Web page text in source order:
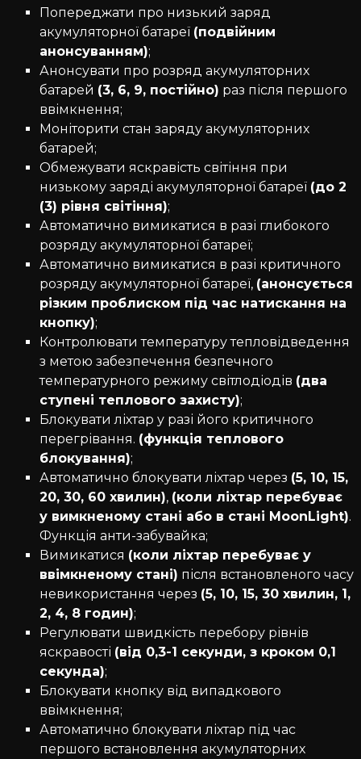
Попереджати про низький заряд
акумуляторної батареї (подвійним
анонсуванням);
Анонсувати про розряд акумуляторних
батарей (3, 6, 9, постійно) раз після першого
ввімкнення;
Моніторити стан заряду акумуляторних
батарей;
Обмежувати яскравість світіння при
низькому заряді акумуляторної батареї (до 2
(3) рівня світіння);
Автоматично вимикатися в разі глибокого
розряду акумуляторної батареї;
Автоматично вимикатися в разі критичного
розряду акумуляторної батареї, (анонсується
різким проблиском під час натискання на
кнопку);
Контролювати температуру тепловідведення
з метою забезпечення безпечного
температурного режиму світлодіодів (два
ступені теплового захисту);
Блокувати ліхтар у разі його критичного
перегрівання. (функція теплового
блокування);
Автоматично блокувати ліхтар через (5, 10, 15,
20, 30, 60 хвилин), (коли ліхтар перебуває
у вимкненому стані або в стані MoonLight).
Функція анти-забувайка;
Вимикатися (коли ліхтар перебуває у
ввімкненому стані) після встановленого часу
невикористання через (5, 10, 15, 30 хвилин, 1,
2, 4, 8 годин);
Регулювати швидкість перебору рівнів
яскравості (від 0,3-1 секунди, з кроком 0,1
секунда);
Блокувати кнопку від випадкового
ввімкнення;
Автоматично блокувати ліхтар під час
першого встановлення акумуляторних